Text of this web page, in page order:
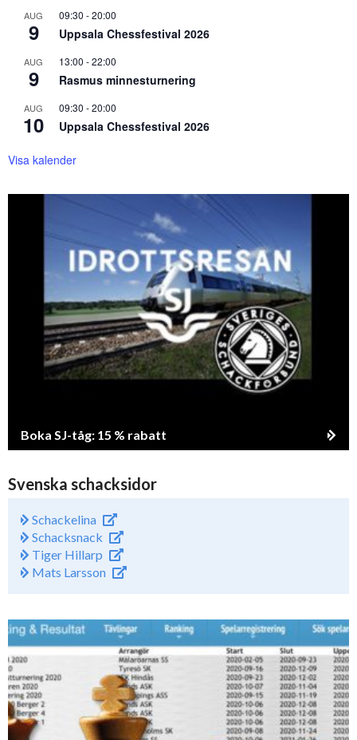
AUG
9
09:30 -20:00
Uppsala Chessfestival 2026
AUG
9
13:00 -22:00
Rasmus minnesturnering
AUG
10
09:30 -20:00
Uppsala Chessfestival 2026
Visa kalender
Boka SJ-tåg: 15 % rabatt
Svenska schacksidor
Schackelina
Schacksnack
Tiger Hillarp
Mats Larsson